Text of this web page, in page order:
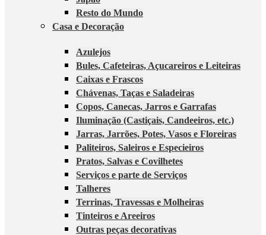
Resto do Mundo
Casa e Decoração
Azulejos
Bules, Cafeteiras, Açucareiros e Leiteiras
Caixas e Frascos
Chávenas, Taças e Saladeiras
Copos, Canecas, Jarros e Garrafas
Iluminação (Castiçais, Candeeiros, etc.)
Jarras, Jarrões, Potes, Vasos e Floreiras
Paliteiros, Saleiros e Especieiros
Pratos, Salvas e Covilhetes
Serviços e parte de Serviços
Talheres
Terrinas, Travessas e Molheiras
Tinteiros e Areeiros
Outras peças decorativas